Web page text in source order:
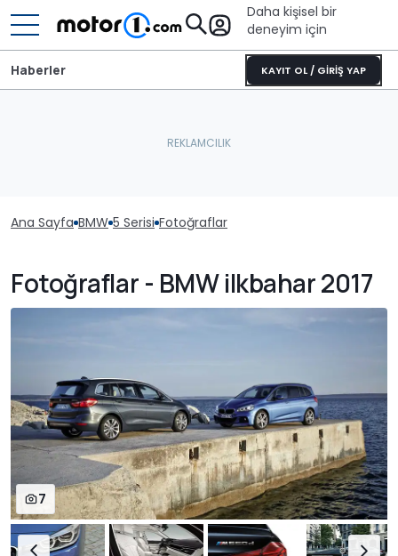
Daha kişisel bir
deneyim için
KAYIT OL / GİRİŞ YAP
Haberler
Ana Sayfa BMW 5 Serisi Fotoğraflar
Fotoğraflar - BMW ilkbahar 2017
7